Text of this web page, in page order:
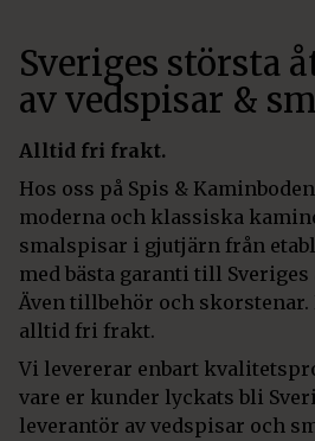
Sveriges största
av vedspisar &
Alltid fri frakt.
Hos oss på Spis &
moderna och klassiska
smalspisar i gjutjärn från
med bästa garanti till
Även tillbehör och
alltid fri frakt.
Vi levererar enbart
vare er kunder lyckats bli
leverantör av vedspisar och